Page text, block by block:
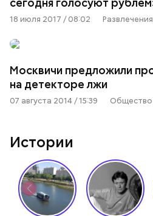
сегодня голосуют
18 июля 2017 / 08:02 Развлечения
Москвичи предложили
на детекторе лжи
07 августа 2014 / 15:39 Общество
Истории